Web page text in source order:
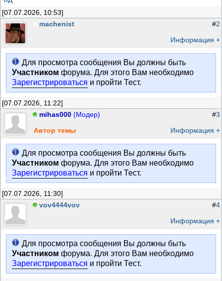
[07.07.2026, 10:53]
machenist
#2
Информация +
Для просмотра сообщения Вы должны быть
Участником форума. Для этого Вам необходимо
Зарегистрироваться и пройти Тест.
[07.07.2026, 11:22]
mihas000 (Модер)
Автор темы
#3
Информация +
Для просмотра сообщения Вы должны быть
Участником форума. Для этого Вам необходимо
Зарегистрироваться и пройти Тест.
[07.07.2026, 11:30]
vov4444vov
#4
Информация +
Для просмотра сообщения Вы должны быть
Участником форума. Для этого Вам необходимо
Зарегистрироваться и пройти Тест.